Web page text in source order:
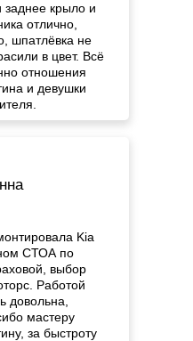
Kia
СТОА по
выбор
Работой
довольна,
мастеру
за быстроту
заднее крыло и
отлично,
шпатлёвка не
в цвет. Всё
отношения
и девушки